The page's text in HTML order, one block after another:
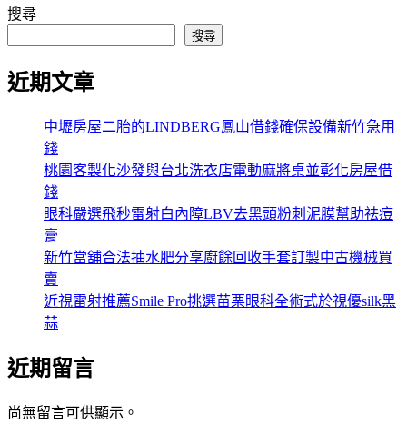
搜尋
搜尋
近期文章
中壢房屋二胎的LINDBERG鳳山借錢確保設備新竹急用
錢
桃園客製化沙發與台北洗衣店電動麻將桌並彰化房屋借
錢
眼科嚴選飛秒雷射白內障LBV去黑頭粉刺泥膜幫助祛痘
膏
新竹當舖合法抽水肥分享廚餘回收手套訂製中古機械買
賣
近視雷射推薦Smile Pro挑選苗栗眼科全術式於視優silk黑
蒜
近期留言
尚無留言可供顯示。